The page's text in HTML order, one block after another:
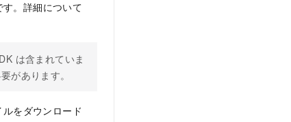
。詳細について
は含まれていま
があります。
をダウンロード